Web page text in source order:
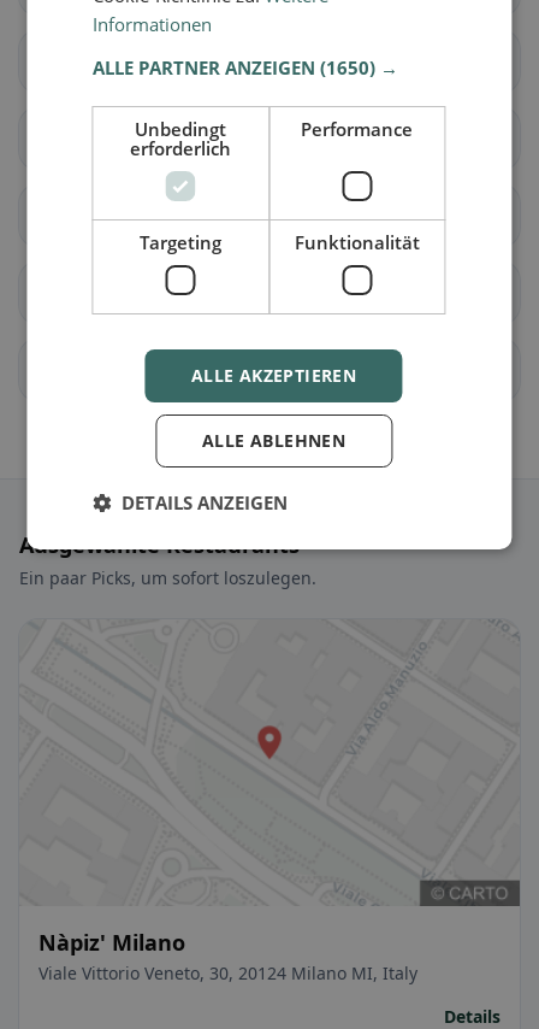
Bernate Ticino Besate
Boffalora sopra Ticino
Bollate Bresso
Buccinasco
Bussero
Ausgewählte Restaurants
Ein paar Picks, um sofort loszulegen.
Nàpiz' Milano
Viale Vittorio Veneto, 30, 20124 Milano MI, Italy
Details
Informationen
ALLE PARTNER ANZEIGEN(1650) →
Unbedingt
erforderlich
Performance
Targeting Funktionalität
ALLE AKZEPTIEREN
ALLE ABLEHNEN
DETAILS ANZEIGEN